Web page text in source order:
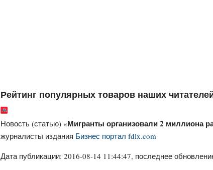
Рейтинг популярных товаров наших
Новость (статью) «Мигранты организовали 2 миллиона
журналисты издания Бизнес портал fdlx.com
Дата публикации: 2016-08-14 11:44:47, последнее